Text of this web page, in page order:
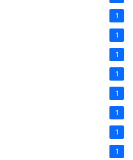
1
1
1
1
1
1
1
1